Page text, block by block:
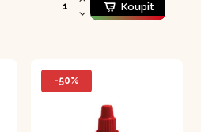
Koupit
-50%